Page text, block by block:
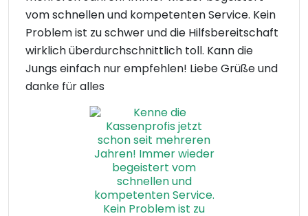
vom schnellen und kompetenten Service. Kein
Problem ist zu schwer und die Hilfsbereitschaft
wirklich überdurchschnittlich toll. Kann die
Jungs einfach nur empfehlen! Liebe Grüße und
danke für alles